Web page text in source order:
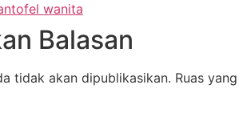
wanita
Balasan
tidak akan dipublikasikan. Ruas yang